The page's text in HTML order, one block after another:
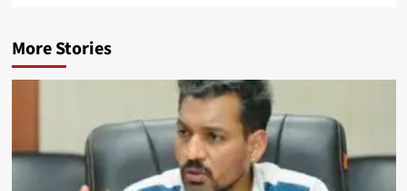
More Stories